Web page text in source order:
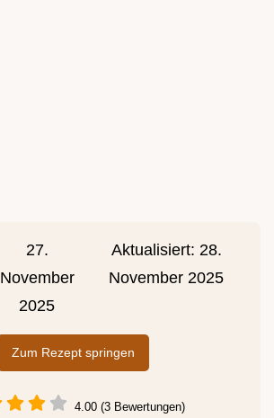
27.
November
2025
Aktualisiert: 28.
November 2025
Zum Rezept springen
4.00 (3 Bewertungen)